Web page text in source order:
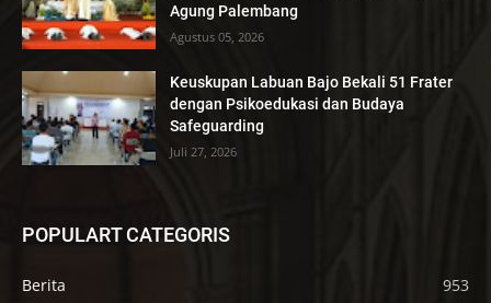
Agung Palembang
Agustus 05, 2026
Keuskupan Labuan Bajo Bekali 51 Frater
dengan Psikoedukasi dan Budaya
Safeguarding
Juli 27, 2026
POPULART CATEGORIS
Berita
953